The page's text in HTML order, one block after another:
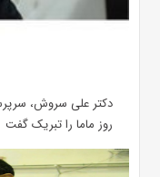
دکتر علی سروش،
روز ماما را تبریک گفت